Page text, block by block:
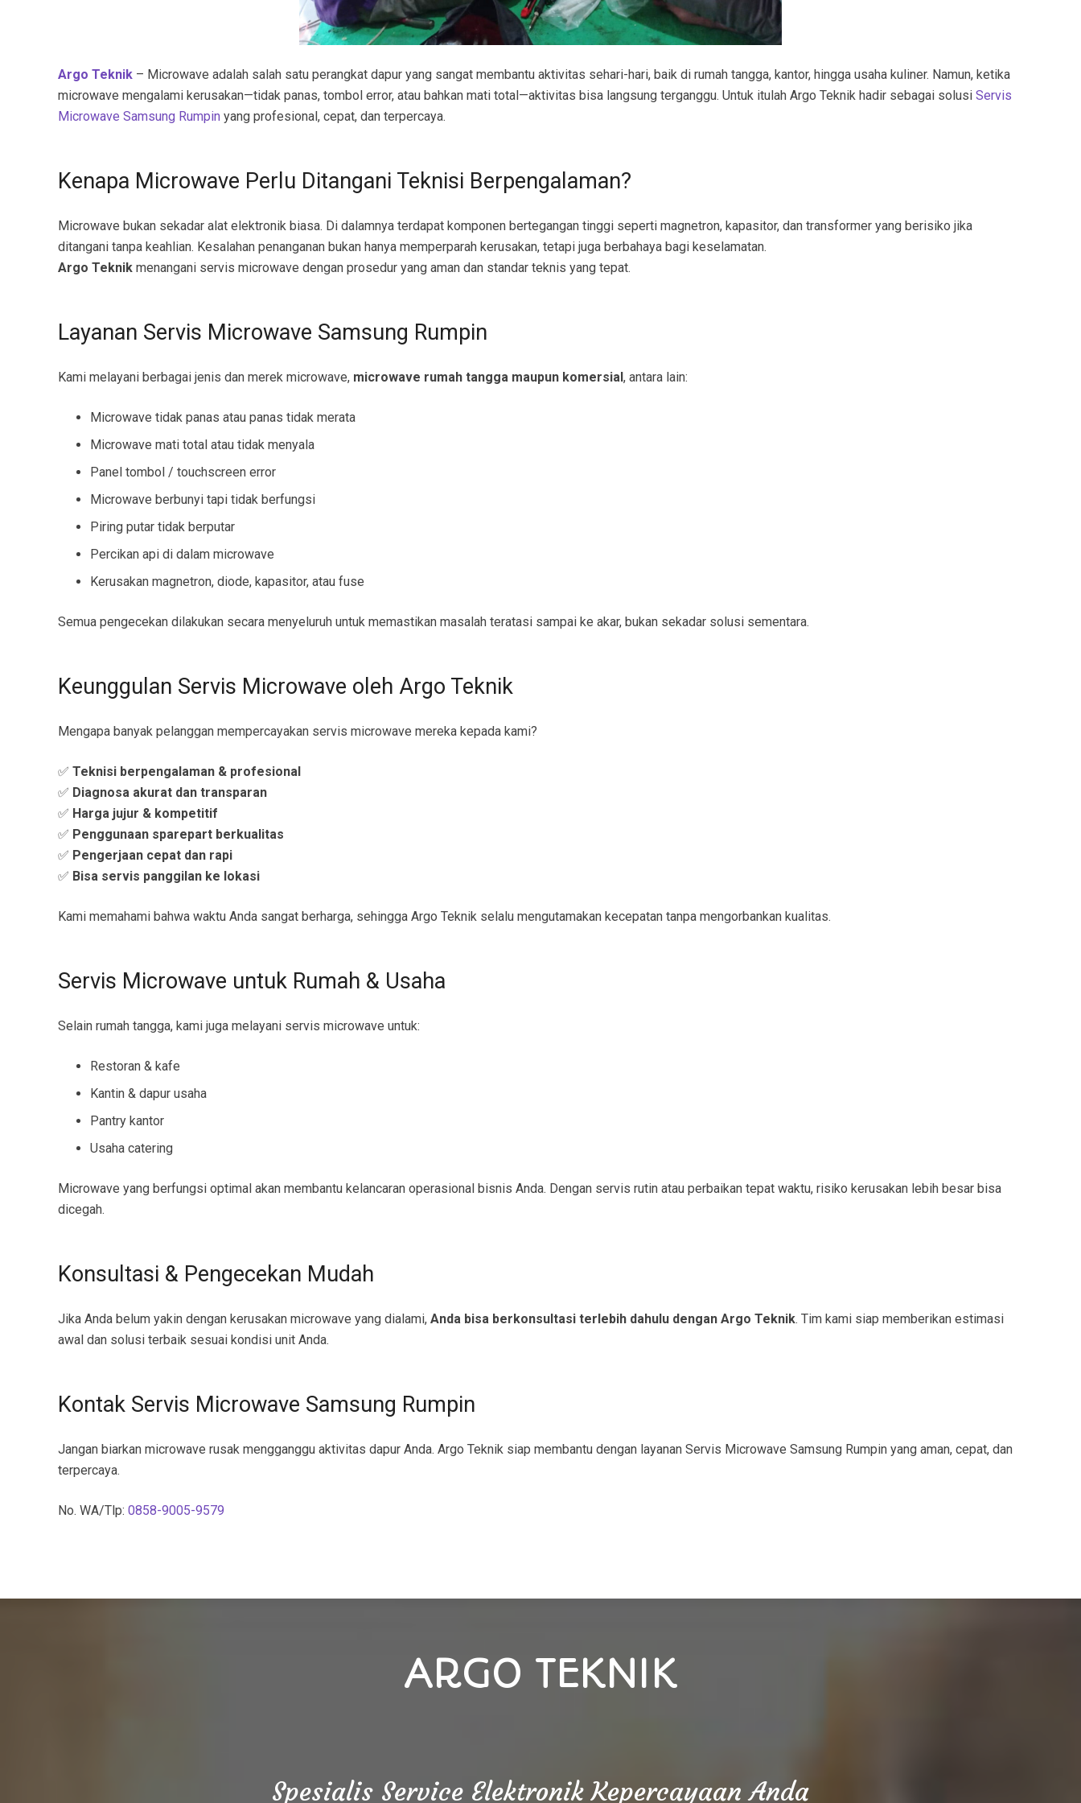
Argo Teknik – Microwave adalah salah satu perangkat dapur yang sangat membantu aktivitas sehari-hari, baik di rumah tangga, kantor, hingga usaha kuliner. Namun, ketika
microwave mengalami kerusakan—tidak panas, tombol error, atau bahkan mati total—aktivitas bisa langsung terganggu. Untuk itulah Argo Teknik hadir sebagai solusi Servis
Microwave Samsung Rumpin yang profesional, cepat, dan terpercaya.
Kenapa Microwave Perlu Ditangani Teknisi Berpengalaman?
Microwave bukan sekadar alat elektronik biasa. Di dalamnya terdapat komponen bertegangan tinggi seperti magnetron, kapasitor, dan transformer yang berisiko jika
ditangani tanpa keahlian. Kesalahan penanganan bukan hanya memperparah kerusakan, tetapi juga berbahaya bagi keselamatan.
Argo Teknik menangani servis microwave dengan prosedur yang aman dan standar teknis yang tepat.
Layanan Servis Microwave Samsung Rumpin
Kami melayani berbagai jenis dan merek microwave, microwave rumah tangga maupun komersial, antara lain:
Microwave tidak panas atau panas tidak merata
Microwave mati total atau tidak menyala
Panel tombol / touchscreen error
Microwave berbunyi tapi tidak berfungsi
Piring putar tidak berputar
Percikan api di dalam microwave
Kerusakan magnetron, diode, kapasitor, atau fuse
Semua pengecekan dilakukan secara menyeluruh untuk memastikan masalah teratasi sampai ke akar, bukan sekadar solusi sementara.
Keunggulan Servis Microwave oleh Argo Teknik
Mengapa banyak pelanggan mempercayakan servis microwave mereka kepada kami?
✅ Teknisi berpengalaman & profesional
✅ Diagnosa akurat dan transparan
✅ Harga jujur & kompetitif
✅ Penggunaan sparepart berkualitas
✅ Pengerjaan cepat dan rapi
✅ Bisa servis panggilan ke lokasi
Kami memahami bahwa waktu Anda sangat berharga, sehingga Argo Teknik selalu mengutamakan kecepatan tanpa mengorbankan kualitas.
Servis Microwave untuk Rumah & Usaha
Selain rumah tangga, kami juga melayani servis microwave untuk:
Restoran & kafe
Kantin & dapur usaha
Pantry kantor
Usaha catering
Microwave yang berfungsi optimal akan membantu kelancaran operasional bisnis Anda. Dengan servis rutin atau perbaikan tepat waktu, risiko kerusakan lebih besar bisa
dicegah.
Konsultasi & Pengecekan Mudah
Jika Anda belum yakin dengan kerusakan microwave yang dialami, Anda bisa berkonsultasi terlebih dahulu dengan Argo Teknik. Tim kami siap memberikan estimasi
awal dan solusi terbaik sesuai kondisi unit Anda.
Kontak Servis Microwave Samsung Rumpin
Jangan biarkan microwave rusak mengganggu aktivitas dapur Anda. Argo Teknik siap membantu dengan layanan Servis Microwave Samsung Rumpin yang aman, cepat, dan
terpercaya.
No. WA/Tlp: 0858-9005-9579
ARGO TEKNIK
Spesialis Service Elektronik Kepercayaan Anda